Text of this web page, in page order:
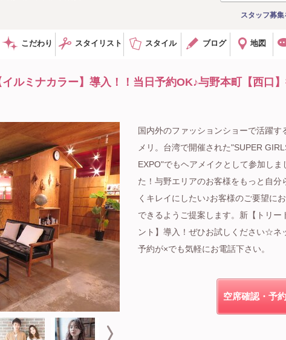
スタッフ募
こだわり スタイリスト スタイル ブログ 地図
イルミナカラー】導入！！当日予約OK♪与野本町【西口
国内外のファッションショーで活躍す
メリ。台湾で開催された"SUPER
EXPO"でもヘアメイクとして参加しま
た！与野エリアのお客様をもっと自分
くキレイにしたい♪お客様のご要望に
できるようご提案します。新【トリー
ント】導入！ぜひお試しください☆ネ
予約が×でも気軽にお電話下さい。
空席確認・予